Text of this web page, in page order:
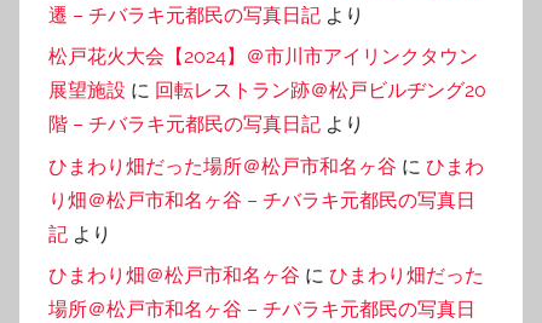
遷 – チバラキ元都民の写真日記 より
松戸花火大会【2024】＠市川市アイリンクタウン
展望施設 に 回転レストラン跡＠松戸ビルヂング20
階 – チバラキ元都民の写真日記 より
ひまわり畑だった場所＠松戸市和名ヶ谷 に ひまわ
り畑＠松戸市和名ヶ谷 – チバラキ元都民の写真日
記 より
ひまわり畑＠松戸市和名ヶ谷 に ひまわり畑だった
場所＠松戸市和名ヶ谷 – チバラキ元都民の写真日